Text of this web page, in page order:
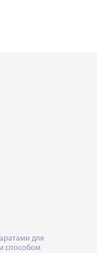
для
способом